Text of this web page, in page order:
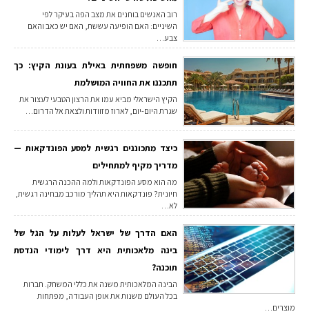
רוב האנשים בוחנים את מצב הפה בעיקר לפי
השיניים: האם הופיעה עששת, האם יש כאב והאם
צבע…
חופשה משפחתית באילת בעונת הקיץ: כך
תתכננו את החוויה המושלמת
הקיץ הישראלי מביא עמו את הרצון הטבעי לעצור את
שגרת היום-יום, לארוז מזוודות ולצאת אל הדרום…
כיצד מתכוננים רגשית למסע הפונדקאות —
מדריך מקיף למתחילים
מה הוא מסע הפונדקאות ולמה ההכנה הרגשית
חיונית? פונדקאות היא תהליך מורכב מבחינה רגשית,
לא…
האם הדרך של ישראל לעלות על הגל של
בינה מלאכותית היא דרך לימודי הנדסת
תוכנה?
הבינה המלאכותית משנה את כללי המשחק. חברות
בכל העולם משנות את אופן העבודה, מפתחות
מוצרים…